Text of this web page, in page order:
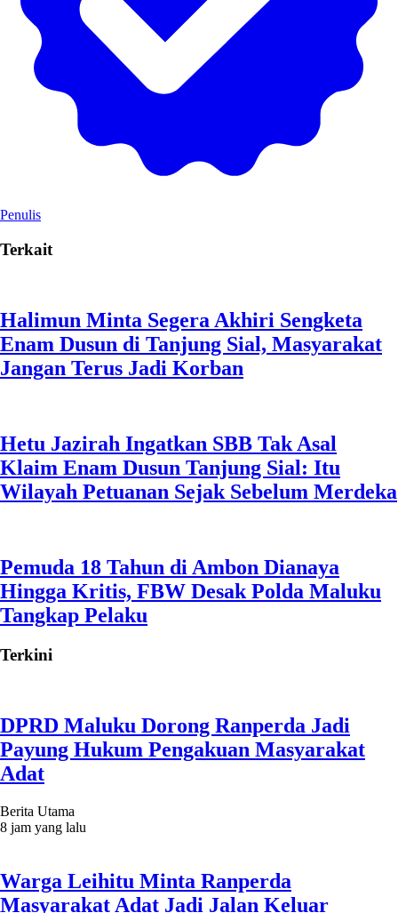
Penulis
Terkait
Halimun Minta Segera Akhiri Sengketa
Enam Dusun di Tanjung Sial, Masyarakat
Jangan Terus Jadi Korban
Hetu Jazirah Ingatkan SBB Tak Asal
Klaim Enam Dusun Tanjung Sial: Itu
Wilayah Petuanan Sejak Sebelum Merdeka
Pemuda 18 Tahun di Ambon Dianaya
Hingga Kritis, FBW Desak Polda Maluku
Tangkap Pelaku
Terkini
DPRD Maluku Dorong Ranperda Jadi
Payung Hukum Pengakuan Masyarakat
Adat
Berita Utama
8 jam yang lalu
Warga Leihitu Minta Ranperda
Masyarakat Adat Jadi Jalan Keluar